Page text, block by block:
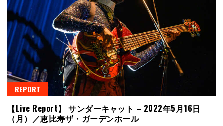
REPORT
【Live Report】 サンダーキャット – 2022年5月16日
（月）／恵比寿ザ・ガーデンホール